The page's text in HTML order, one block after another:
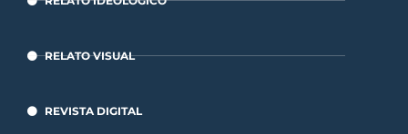
RELATO VISUAL
REVISTA DIGITAL